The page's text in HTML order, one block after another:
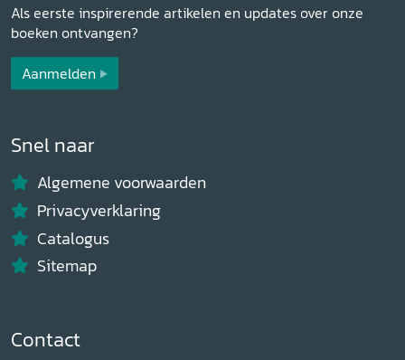
Als eerste inspirerende artikelen en updates over onze
boeken ontvangen?
Aanmelden
Snel naar
Algemene voorwaarden
Privacyverklaring
Catalogus
Sitemap
Contact